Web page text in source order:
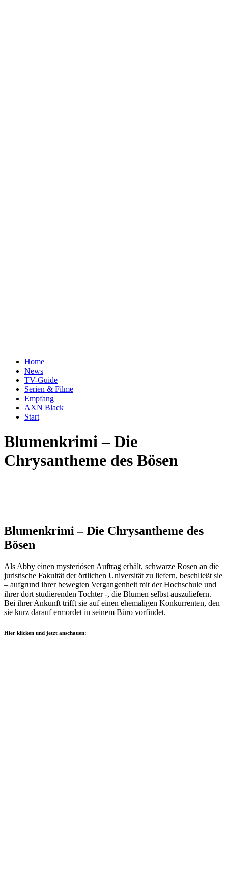
Home
News
TV-Guide
Serien & Filme
Empfang
AXN Black
Start
Blumenkrimi – Die
Chrysantheme des Bösen
Blumenkrimi – Die Chrysantheme des
Bösen
Als Abby einen mysteriösen Auftrag erhält, schwarze Rosen an die
juristische Fakultät der örtlichen Universität zu liefern, beschließt sie
– aufgrund ihrer bewegten Vergangenheit mit der Hochschule und
ihrer dort studierenden Tochter -, die Blumen selbst auszuliefern.
Bei ihrer Ankunft trifft sie auf einen ehemaligen Konkurrenten, den
sie kurz darauf ermordet in seinem Büro vorfindet.
Hier klicken und jetzt anschauen: